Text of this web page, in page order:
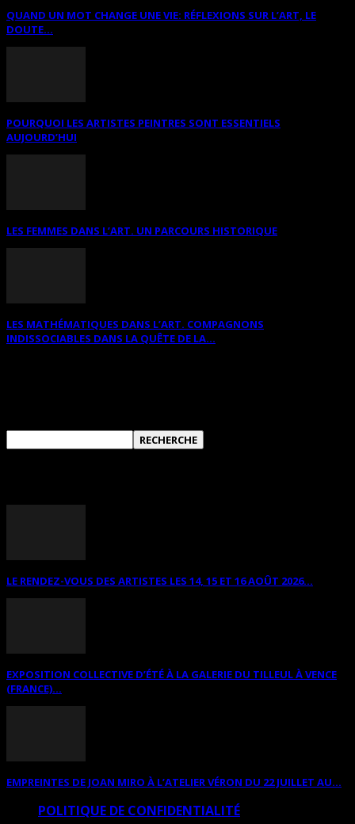
QUAND UN MOT CHANGE UNE VIE: RÉFLEXIONS SUR L’ART, LE
DOUTE...
POURQUOI LES ARTISTES PEINTRES SONT ESSENTIELS
AUJOURD’HUI
LES FEMMES DANS L’ART. UN PARCOURS HISTORIQUE
LES MATHÉMATIQUES DANS L’ART. COMPAGNONS
INDISSOCIABLES DANS LA QUÊTE DE LA...
LE RENDEZ-VOUS DES ARTISTES LES 14, 15 ET 16 AOÛT 2026...
EXPOSITION COLLECTIVE D’ÉTÉ À LA GALERIE DU TILLEUL À VENCE
(FRANCE)...
EMPREINTES DE JOAN MIRO À L’ATELIER VÉRON DU 22 JUILLET AU...
POLITIQUE DE CONFIDENTIALITÉ